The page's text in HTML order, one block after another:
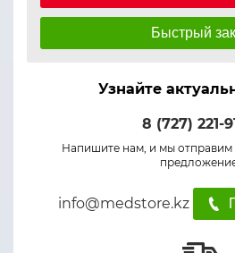
Быстрый
Узнайте
8 (727) 221-
Напишите нам, и мы отправим
info@medstore.kz